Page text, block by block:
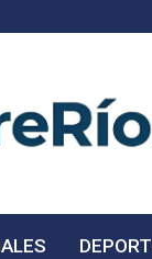
de